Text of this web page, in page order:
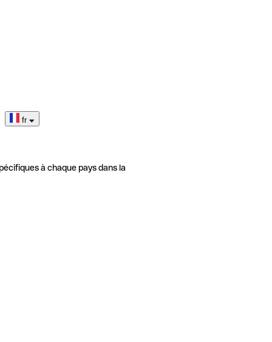
fr
à chaque pays dans la